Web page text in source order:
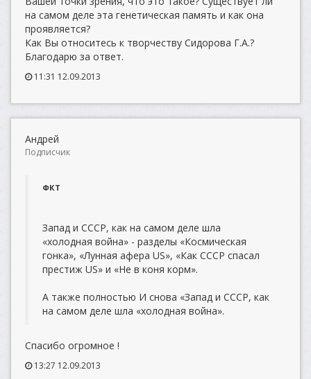
на самом деле эта генетическая память и как она
проявляется?
Как Вы относитесь к творчеству Сидорова Г.А.?
Благодарю за ответ.
11:31 12.09.2013
Андрей
Подписчик
ФКТ
Запад и СССР, как на самом деле шла
«холодная война» - разделы «Космическая
гонка», «Лунная афера US», «Как СССР спасал
престиж US» и «Не в коня корм».
А также полностью И снова «Запад и СССР, как
на самом деле шла «холодная война».
Спасибо огромное !
13:27 12.09.2013